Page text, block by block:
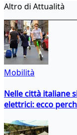
Altro di Attualità
Mobilità
Nelle città italiane
elettrici: ecco